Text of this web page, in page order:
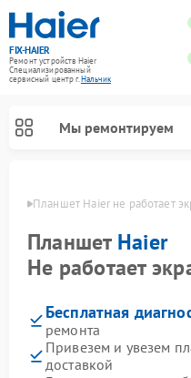
FIX-HAIER
Ремонт устройств Haier
Специализированный
cервисный центр г.Нальчик
Мы ремонтируем
Планшет Haier не работает
Планшет Haier
Не работает
Бесплатная
ремонта
Привезем и увезем
доставкой